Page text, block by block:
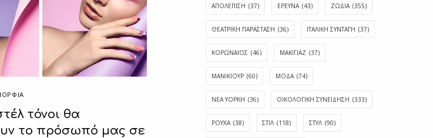
τόνοι θα
το πρόσωπό μας σε
ΑΠΟΛΈΠΙΣΗ (37) ΕΡΕΥΝΑ (43) ΖΩΔΙΑ (355)
ΘΕΑΤΡΙΚΗ ΠΑΡΑΣΤΑΣΗ (36) ΙΤΑΛΙΚΗ ΣΥΝΤΑΓΗ (37)
ΚΟΡΩΝΑΪΟΣ (46) ΜΑΚΙΓΙΑΖ (37)
ΜΑΝΙΚΙΟΥΡ (60) ΜΟΔΑ (74)
ΝΕΑ ΥΟΡΚΗ (36) ΟΙΚΟΛΟΓΙΚΗ ΣΥΝΕΙΔΗΣΗ (333)
ΡΟΥΧΑ (38) ΣΤΙΛ (118) ΣΤΥΛ (90)